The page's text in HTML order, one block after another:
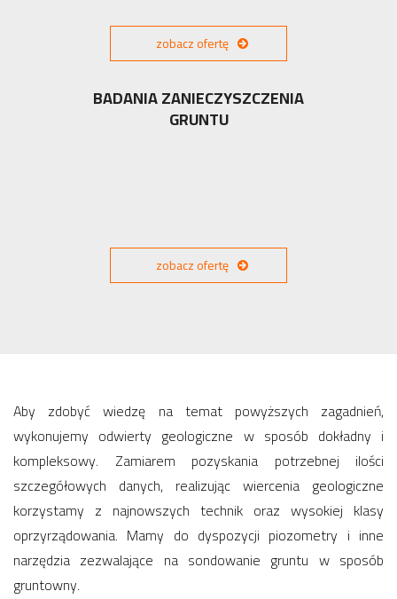
zobacz ofertę
BADANIA ZANIECZYSZCZENIA
GRUNTU
zobacz ofertę
Aby zdobyć wiedzę na temat powyższych zagadnień,
wykonujemy odwierty geologiczne w sposób dokładny i
kompleksowy. Zamiarem pozyskania potrzebnej ilości
szczegółowych danych, realizując wiercenia geologiczne
korzystamy z najnowszych technik oraz wysokiej klasy
oprzyrządowania. Mamy do dyspozycji piozometry i inne
narzędzia zezwalające na sondowanie gruntu w sposób
gruntowny.